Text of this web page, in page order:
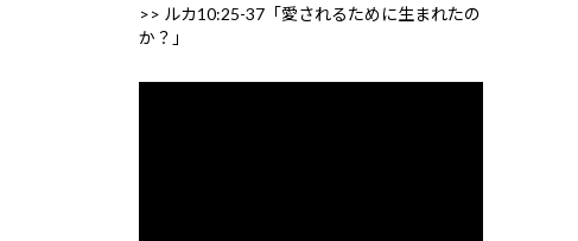
>> ルカ10:25-37「愛されるために生まれたの
か？」